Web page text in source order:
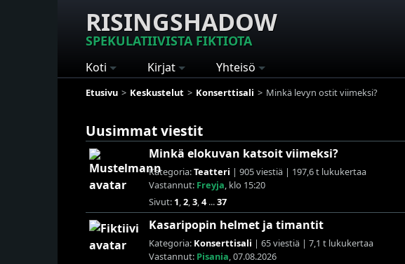
RISINGSHADOW
SPEKULATIIVISTA FIKTIOTA
Koti Kirjat Yhteisö
Etusivu Keskustelut Konserttisali Minkä levyn ostit viimeksi?
Uusimmat viestit
Minkä elokuvan katsoit viimeksi?
Kategoria:Teatteri | 905 viestiä | 197,6 t lukukertaa
Vastannut: Freyja , klo 15:20
Sivut: 1 2 3 4...37
Kasaripopin helmet ja timantit
Kategoria: Konserttisali | 65 viestiä | 7,1 t lukukertaa
Vastannut: Pisania , 07.08.2026